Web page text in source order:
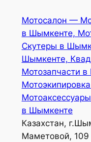
содержимому
Мотосалон —
в Шымкенте,
Скутеры в
Шымкенте,
Мотозапчасти
в Шымкенте
Казахстан,
Маметовой, 109